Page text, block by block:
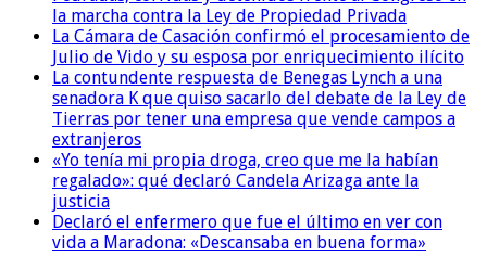
la marcha contra la Ley de Propiedad Privada
La Cámara de Casación confirmó el procesamiento de
Julio de Vido y su esposa por enriquecimiento ilícito
La contundente respuesta de Benegas Lynch a una
senadora K que quiso sacarlo del debate de la Ley de
Tierras por tener una empresa que vende campos a
extranjeros
«Yo tenía mi propia droga, creo que me la habían
regalado»: qué declaró Candela Arizaga ante la
justicia
Declaró el enfermero que fue el último en ver con
vida a Maradona: «Descansaba en buena forma»